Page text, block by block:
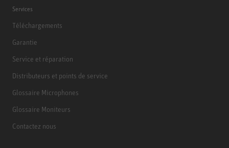
Services
Téléchargements
Garantie
Service et réparation
Distributeurs et points de service
Glossaire Microphones
Glossaire Moniteurs
Contactez nous